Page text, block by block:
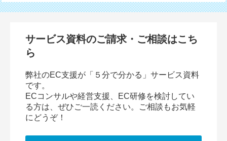
サービス資料のご請求・ご相談はこち
ら
弊社のEC支援が「５分で分かる」サービス資料
です。
ECコンサルや経営支援、EC研修を検討してい
る方は、ぜひご一読ください。ご相談もお気軽
にどうぞ！